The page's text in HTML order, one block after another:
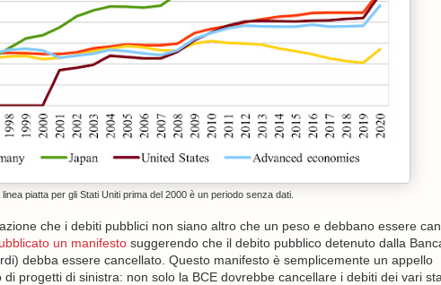
linea piatta per gli Stati Uniti prima del 2000 è un periodo senza dati.
che i debiti pubblici non siano altro che un peso e debbano essere
un manifestosuggerendo che il debito pubblico detenuto dalla
debba essere cancellato. Questo manifesto è semplicemente un appello
progetti di sinistra: non solo la BCE dovrebbe cancellare i debiti dei vari